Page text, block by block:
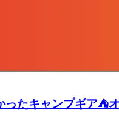
ったキャンプギア⛺